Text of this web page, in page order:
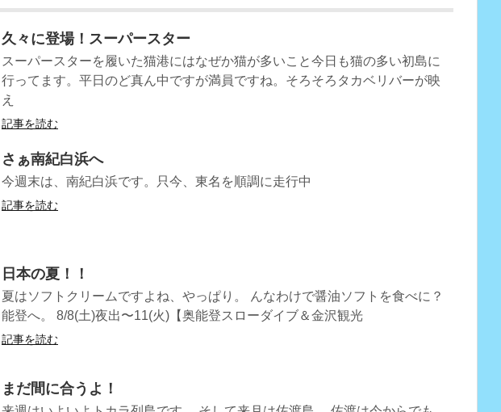
久々に登場！スーパースター
スーパースターを履いた猫港にはなぜか猫が多いこと今日も猫の多い初島に
行ってます。平日のど真ん中ですが満員ですね。そろそろタカベリバーが映
え
記事を読む
さぁ南紀白浜へ
今週末は、南紀白浜です。只今、東名を順調に走行中
記事を読む
日本の夏！！
夏はソフトクリームですよね、やっぱり。 んなわけで醤油ソフトを食べに？
能登へ。 8/8(土)夜出〜11(火)【奥能登スローダイブ＆金沢観光
記事を読む
まだ間に合うよ！